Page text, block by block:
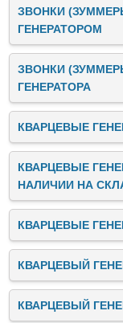
ЗВОНКИ
ГЕНЕРАТОРОМ
ЗВОНКИ
ГЕНЕРАТОРА
КВАРЦЕВЫЕ
КВАРЦЕВЫЕ
НАЛИЧИИ НА
КВАРЦЕВЫЕ
КВАРЦЕВЫЙ
КВАРЦЕВЫЙ